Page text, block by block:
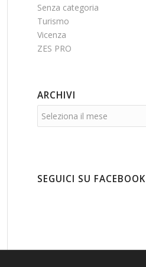
Senza categoria
Turismo
Vicenza
ZES PRO
ARCHIVI
SEGUICI SU FACEBOOK